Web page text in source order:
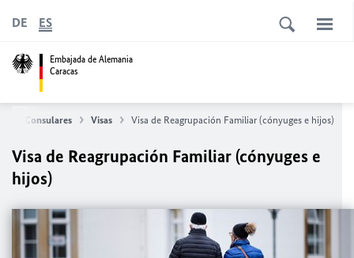
Embajada de Alemania
Caracas
DE ES
Consulares Visas Visa de Reagrupación Familiar (cónyuges e hijos)
Visa de Reagrupación Familiar (cónyuges e
hijos)